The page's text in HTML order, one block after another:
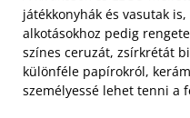
játékkonyhák és vasutak
alkotásokhoz pedig
színes ceruzát, zsírkrétát
különféle papírokról,
személyessé lehet tenni a